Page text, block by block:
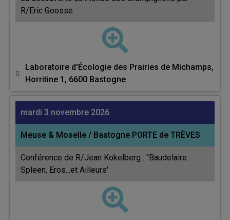
R/Eric Goosse
Laboratoire d'Écologie des Prairies de Michamps,
Horritine 1, 6600 Bastogne
mardi 3 novembre 2026
Meuse & Moselle / Bastogne PORTE de TRÈVES
Conférence de R/Jean Kokelberg : "Baudelaire :
Spleen, Eros...et Ailleurs'